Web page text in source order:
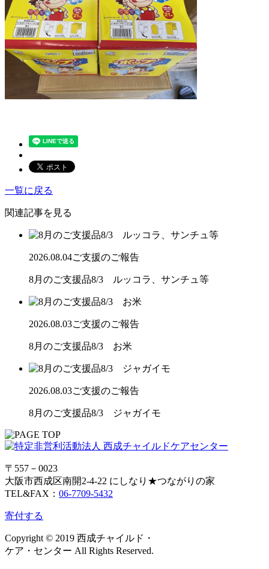
一覧に戻る
関連記事を見る
2026.08.04ご支援のご報告
8月のご支援品8/3 ルッコラ、サンチュ等
2026.08.03ご支援のご報告
8月のご支援品8/3 お米
2026.08.03ご支援のご報告
8月のご支援品8/3 ジャガイモ
〒557－0023
大阪市西成区南開2-4-22 にしなり★つながりの家
TEL&FAX： 06-7709-5432
寄付する
Copyright © 2019 西成チャイルド・
ケア・センター All Rights Reserved.